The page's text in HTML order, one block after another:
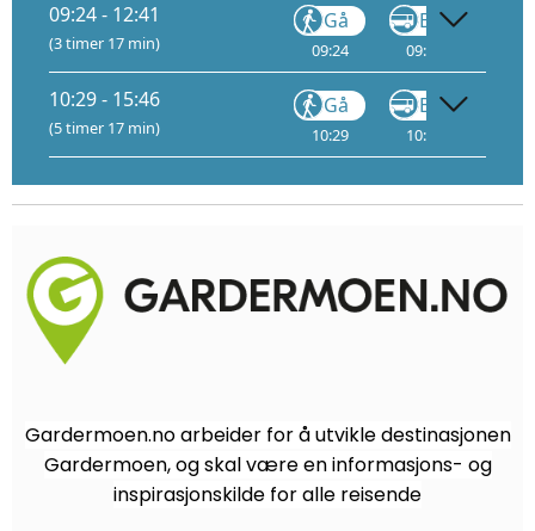
09:24 - 12:41
(3 timer 17 min)
Gå
09:24
Buss
09:40
10:29 - 15:46
(5 timer 17 min)
Gå
10:29
Buss
10:45
Gardermoen.no arbeider for å utvikle destinasjonen
Gardermoen, og skal være en informasjons- og
inspirasjonskilde for alle reisende